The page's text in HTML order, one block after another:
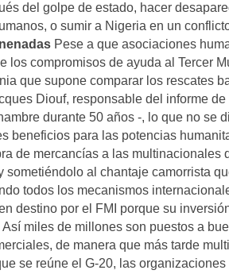
del golpe de estado, hacer
o sumir a Nigeria en un
Pese a que asociaciones
los compromisos de ayuda al Tercer
que supone comparar los rescates
Diouf, responsable del informe
durante 50 años -, lo que no se
beneficios para las potencias
de mercancías a las multinacionales
al chantaje camorrista
todos los mecanismos
destino por el FMI porque su
miles de millones son puestos a
de manera que más tarde
se reúne el G-20, las